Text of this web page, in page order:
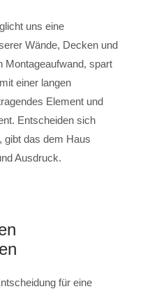
uns eine
Wände, Decken und
Montageaufwand, spart
einer langen
Element und
Entscheiden sich
gibt das dem Haus
Ausdruck.
für eine